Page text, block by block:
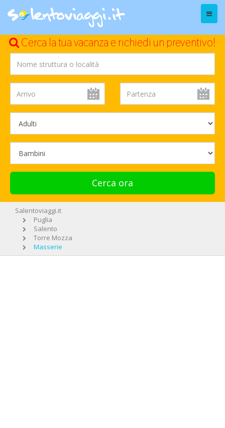
Menu
Cerca la tua vacanza e richiedi un preventivo!
Cerca ora
Salentoviaggi.it
Puglia
Salento
Torre Mozza
Masserie